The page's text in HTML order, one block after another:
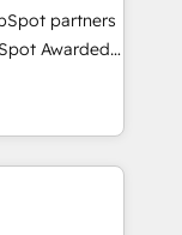
and
client
We
that
partners
Awarded
U.S.,
with
largest
across
across all